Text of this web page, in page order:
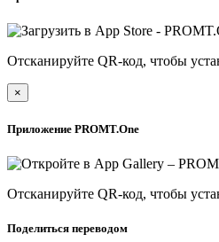
Отсканируйте QR-код, чтобы
×
Приложение PROMT.One
Отсканируйте QR-код, чтобы
Поделиться переводом